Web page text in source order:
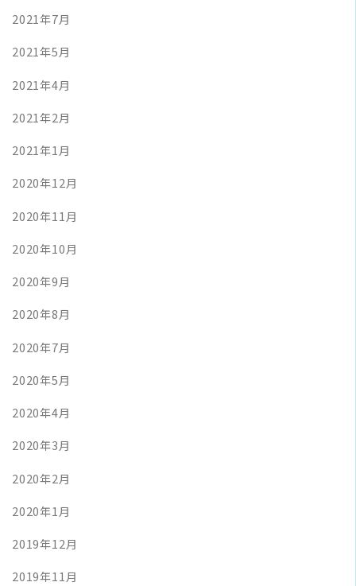
2021年7月
2021年5月
2021年4月
2021年2月
2021年1月
2020年12月
2020年11月
2020年10月
2020年9月
2020年8月
2020年7月
2020年5月
2020年4月
2020年3月
2020年2月
2020年1月
2019年12月
2019年11月